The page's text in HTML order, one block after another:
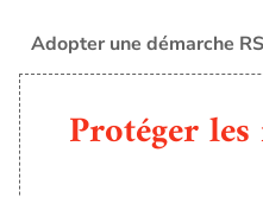
Adopter une démarche
Protéger